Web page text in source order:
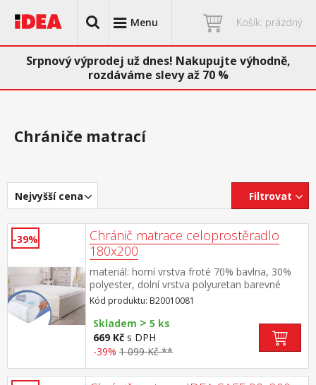
Menu Košík: prázdný
Srpnový výprodej už dnes! Nakupujte výhodně,
rozdáváme slevy až 70 %
Chrániče matrací
Nejvyšší cena Filtrovat
-39%
Chránič matrace celoprostěradlo
180x200
materiál: horní vrstva froté 70% bavlna, 30%
polyester, dolní vrstva polyuretan barevné
provedení bílá obšito gumou, pratelné do 60
Kód produktu: B20010081
Skladem > 5 ks
669 Kč s DPH
-39% 1 099 Kč **